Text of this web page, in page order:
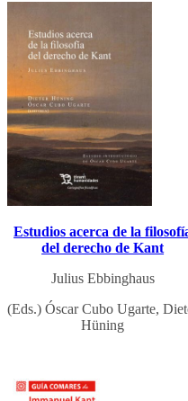
Estudios acerca de la
del derecho de Kant
Julius Ebbinghaus
(Eds.) Óscar Cubo Ugarte,
Hüning